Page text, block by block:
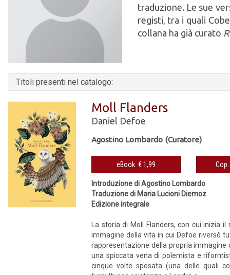
traduzione. Le sue
registi, tra i quali
collana ha già curato
Titoli presenti nel catalogo:
Moll Flanders
Daniel Defoe
Agostino Lombardo (Curatore)
eBook € 1,99
Introduzione di Agostino Lombardo
Traduzione di Maria Lucioni Diemoz
Edizione integrale
La storia di Moll Flanders, con cui inizia
immagine della vita in cui Defoe riversò
rappresentazione della propria immagine
una spiccata vena di polemista e
cinque volte sposata (una delle quali